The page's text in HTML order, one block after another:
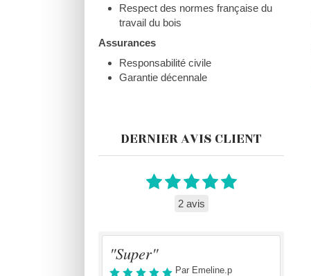
Respect des normes française du
travail du bois
Assurances
Responsabilité civile
Garantie décennale
DERNIER AVIS CLIENT
2 avis
"Super"
Par Emeline.p